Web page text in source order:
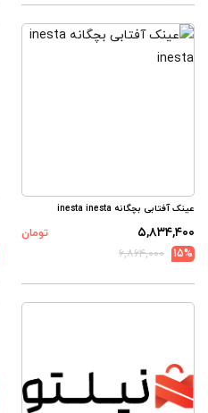
عینک آفتابی بچگانه inesta inesta
۵,۸۳۴,۴۰۰
تومان
15%
۶,۸۶۴,۰۰۰